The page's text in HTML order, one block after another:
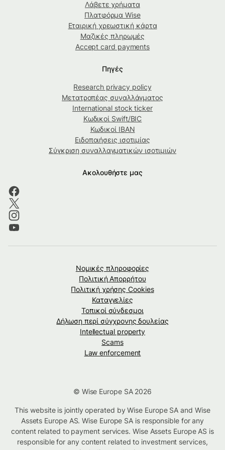
Λάβετε χρήματα
Πλατφόρμα Wise
Εταιρική χρεωστική κάρτα
Μαζικές πληρωμές
Accept card payments
Πηγές
Research privacy policy
Μετατροπέας συναλλάγματος
International stock ticker
Κωδικοί Swift/BIC
Κωδικοί IBAN
Ειδοποιήσεις ισοτιμίας
Σύγκριση συναλλαγματικών ισοτιμιών
Ακολουθήστε μας
Νομικές πληροφορίες
Πολιτική Απορρήτου
Πολιτική χρήσης Cookies
Καταγγελίες
Τοπικοί σύνδεσμοι
Δήλωση περί σύγχρονης δουλείας
Intellectual property
Scams
Law enforcement
© Wise Europe SA 2026
This website is jointly operated by Wise Europe SA and Wise
Assets Europe AS. Wise Europe SA is responsible for any
content related to payment services. Wise Assets Europe AS is
responsible for any content related to investment services,